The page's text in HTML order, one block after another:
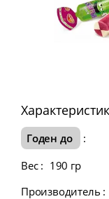
Годен до
:
Вес : 190 гр
Производитель :